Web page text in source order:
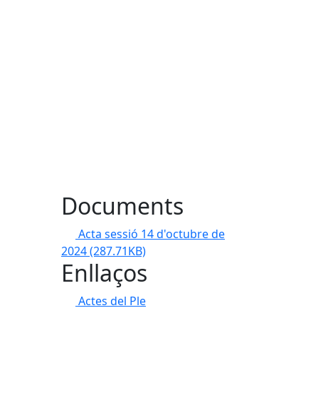
Documents
Acta sessió 14 d'octubre de
2024(287.71KB)
Enllaços
Actes del Ple